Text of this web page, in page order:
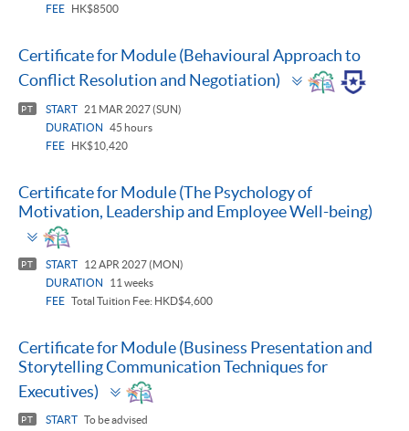
FEE
HK$8500
Certificate for Module (Behavioural Approach to
Conflict Resolution and Negotiation)
Toggle
panel
PT START
21 MAR 2027 (SUN)
DURATION
45 hours
FEE
HK$10,420
Certificate for Module (The Psychology of
Motivation, Leadership and Employee Well-being)
Toggle
panel
PT START
12 APR 2027 (MON)
DURATION
11 weeks
FEE Total Tuition Fee: HKD$4,600
Certificate for Module (Business Presentation and
Storytelling Communication Techniques for
Executives)
Toggle
panel
PT START To be advised